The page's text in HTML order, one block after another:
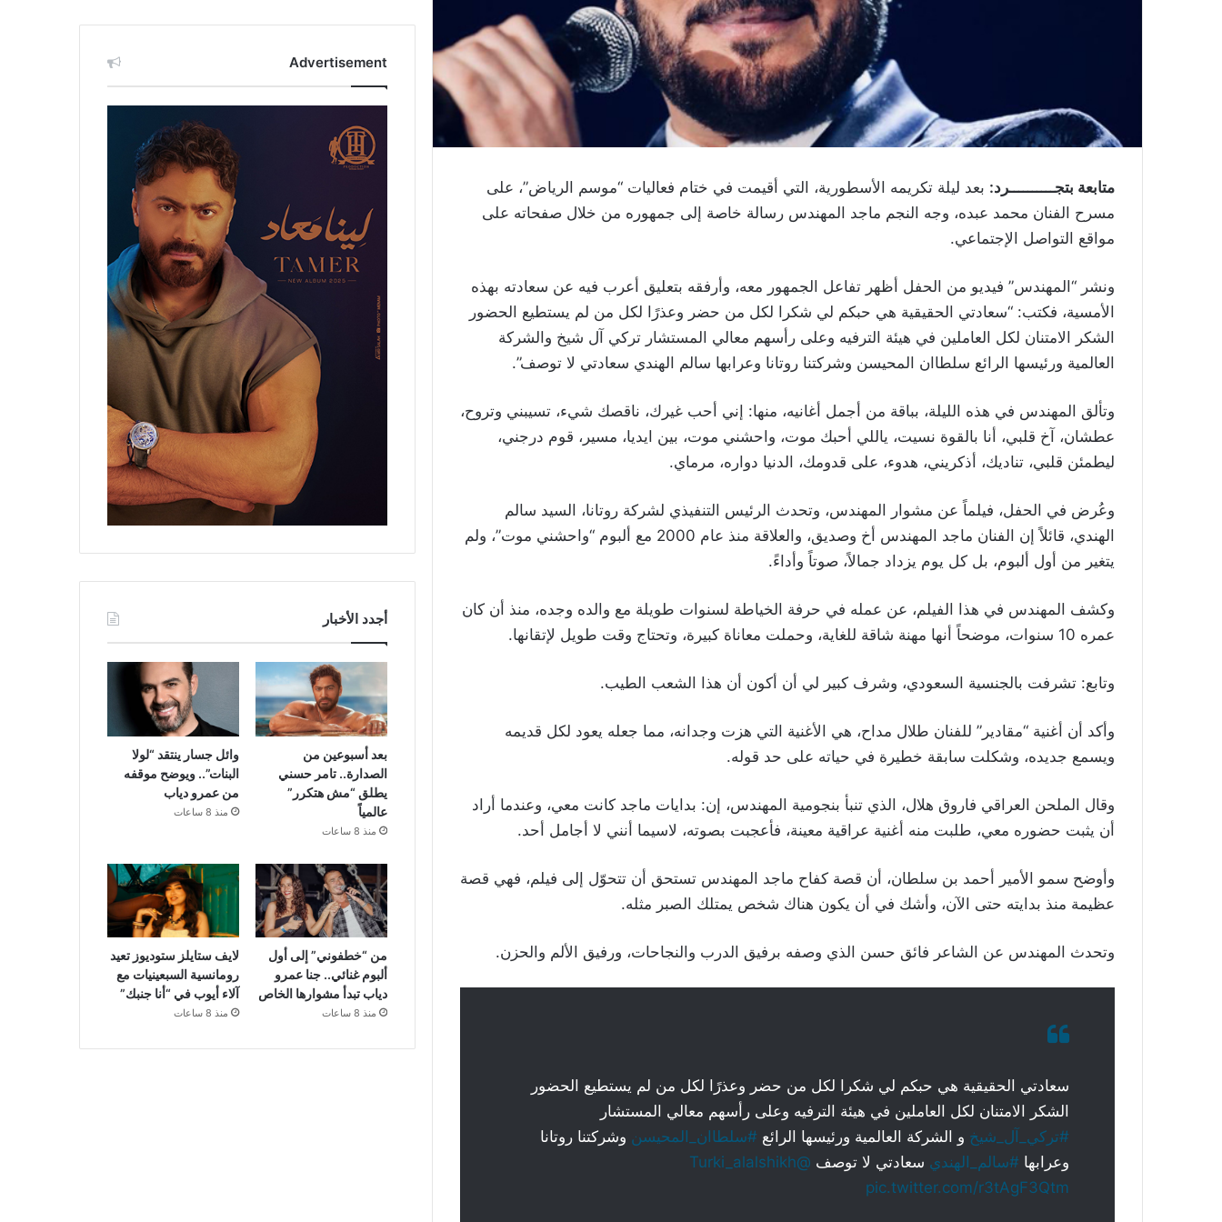
متابعة بتجــــــــــرد: بعد ليلة تكريمه الأسطورية، التي أقيمت في ختام فعاليات “موسم الرياض”، على
مسرح الفنان محمد عبده، وجه النجم ماجد المهندس رسالة خاصة إلى جمهوره من خلال صفحاته على
مواقع التواصل الإجتماعي.
ونشر “المهندس” فيديو من الحفل أظهر تفاعل الجمهور معه، وأرفقه بتعليق أعرب فيه عن سعادته بهذه
الأمسية، فكتب: “سعادتي الحقيقية هي حبكم لي شكرا لكل من حضر وعذرًا لكل من لم يستطيع الحضور
الشكر الامتنان لكل العاملين في هيئة الترفيه وعلى رأسهم معالي المستشار تركي آل شيخ والشركة
العالمية ورئيسها الرائع سلطاان المحيسن وشركتنا روتانا وعرابها سالم الهندي سعادتي لا توصف”.
وتألق المهندس في هذه الليلة، بباقة من أجمل أغانيه، منها: إني أحب غيرك، ناقصك شيء، تسيبني وتروح،
عطشان، آخ قلبي، أنا بالقوة نسيت، ياللي أحبك موت، واحشني موت، بين ايديا، مسير، قوم درجني،
ليطمئن قلبي، تناديك، أذكريني، هدوء، على قدومك، الدنيا دواره، مرماي.
وعُرض في الحفل، فيلماً عن مشوار المهندس، وتحدث الرئيس التنفيذي لشركة روتانا، السيد سالم
الهندي، قائلاً إن الفنان ماجد المهندس أخ وصديق، والعلاقة منذ عام 2000 مع ألبوم “واحشني موت”، ولم
يتغير من أول ألبوم، بل كل يوم يزداد جمالاً، صوتاً وأداءً.
وكشف المهندس في هذا الفيلم، عن عمله في حرفة الخياطة لسنوات طويلة مع والده وجده، منذ أن كان
عمره 10 سنوات، موضحاً أنها مهنة شاقة للغاية، وحملت معاناة كبيرة، وتحتاج وقت طويل لإتقانها.
وتابع: تشرفت بالجنسية السعودي، وشرف كبير لي أن أكون أن هذا الشعب الطيب.
وأكد أن أغنية “مقادير” للفنان طلال مداح، هي الأغنية التي هزت وجدانه، مما جعله يعود لكل قديمه
ويسمع جديده، وشكلت سابقة خطيرة في حياته على حد قوله.
وقال الملحن العراقي فاروق هلال، الذي تنبأ بنجومية المهندس، إن: بدايات ماجد كانت معي، وعندما أراد
أن يثبت حضوره معي، طلبت منه أغنية عراقية معينة، فأعجبت بصوته، لاسيما أنني لا أجامل أحد.
وأوضح سمو الأمير أحمد بن سلطان، أن قصة كفاح ماجد المهندس تستحق أن تتحوّل إلى فيلم، فهي قصة
عظيمة منذ بدايته حتى الآن، وأشك في أن يكون هناك شخص يمتلك الصبر مثله.
وتحدث المهندس عن الشاعر فائق حسن الذي وصفه برفيق الدرب والنجاحات، ورفيق الألم والحزن.
سعادتي الحقيقية هي حبكم لي شكرا لكل من حضر وعذرًا لكل من لم يستطيع الحضور
الشكر الامتنان لكل العاملين في هيئة الترفيه وعلى رأسهم معالي المستشار
#تركي_آل_شيخ و الشركة العالمية ورئيسها الرائع #سلطاان_المحيسن وشركتنا روتانا
وعرابها #سالم_الهندي سعادتي لا توصف @Turki_alalshikh
pic.twitter.com/r3tAgF3Qtm
Advertisement
أجدد الأخبار
بعد أسبوعين من
الصدارة.. تامر حسني
يطلق “مش هتكرر”
عالمياً
منذ 8 ساعات
وائل جسار ينتقد “لولا
البنات”.. ويوضح موقفه
من عمرو دياب
منذ 8 ساعات
من “خطفوني” إلى أول
ألبوم غنائي.. جنا عمرو
دياب تبدأ مشوارها الخاص
منذ 8 ساعات
لايف ستايلز ستوديوز تعيد
رومانسية السبعينيات مع
آلاء أيوب في “أنا جنبك”
منذ 8 ساعات